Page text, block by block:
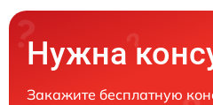
Нужна
Закажите бесплатную